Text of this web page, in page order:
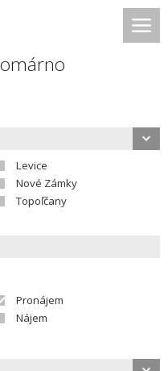
Levice
Nové Zámky
Topoľčany
Pronájem
Nájem